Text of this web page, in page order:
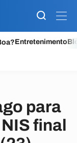
Entretenimento
para
final